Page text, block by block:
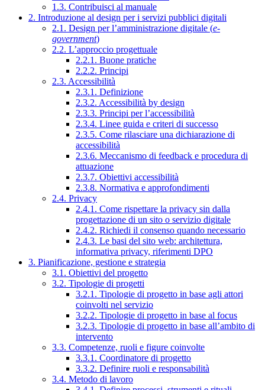
1.3. Contribuisci al manuale
2. Introduzione al design per i servizi pubblici digitali
2.1. Design per l’amministrazione digitale (e-
government)
2.2. L’approccio progettuale
2.2.1. Buone pratiche
2.2.2. Principi
2.3. Accessibilità
2.3.1. Definizione
2.3.2. Accessibilità by design
2.3.3. Principi per l’accessibilità
2.3.4. Linee guida e criteri di successo
2.3.5. Come rilasciare una dichiarazione di
accessibilità
2.3.6. Meccanismo di feedback e procedura di
attuazione
2.3.7. Obiettivi accessibilità
2.3.8. Normativa e approfondimenti
2.4. Privacy
2.4.1. Come rispettare la privacy sin dalla
progettazione di un sito o servizio digitale
2.4.2. Richiedi il consenso quando necessario
2.4.3. Le basi del sito web: architettura,
informativa privacy, riferimenti DPO
3. Pianificazione, gestione e strategia
3.1. Obiettivi del progetto
3.2. Tipologie di progetti
3.2.1. Tipologie di progetto in base agli attori
coinvolti nel servizio
3.2.2. Tipologie di progetto in base al focus
3.2.3. Tipologie di progetto in base all’ambito di
intervento
3.3. Competenze, ruoli e figure coinvolte
3.3.1. Coordinatore di progetto
3.3.2. Definire ruoli e responsabilità
3.4. Metodo di lavoro